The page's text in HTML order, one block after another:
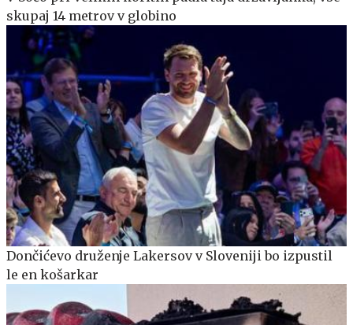
skupaj 14 metrov v globino
Dončićevo druženje Lakersov v Sloveniji bo izpustil
le en košarkar